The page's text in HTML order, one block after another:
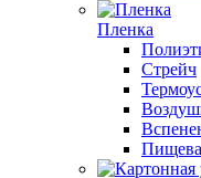
Пленка
Стрейч